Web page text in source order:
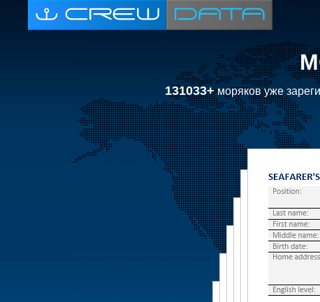
131033+моряков уже